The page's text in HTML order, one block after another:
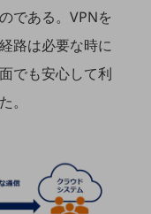
である。VPNを
路は必要な時に
でも安心して利
。